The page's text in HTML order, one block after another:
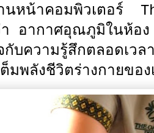
นหน้าคอมพิวเตอร์
อากาศอุณภูมิในห้อ
กับความรู้สึกตลอดเว
มพลังชีวิตร่างกายขอ